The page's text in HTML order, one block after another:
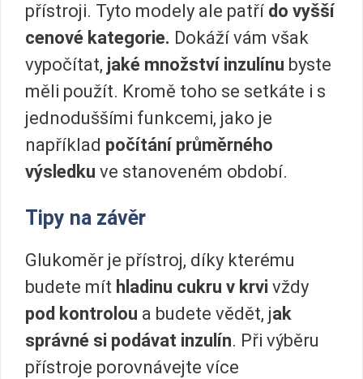
přístroji. Tyto modely ale patří do vyšší
cenové kategorie. Dokáží vám však
vypočítat, jaké množství inzulínu byste
měli použít. Kromě toho se setkáte i s
jednoduššími funkcemi, jako je
například počítání průměrného
výsledku ve stanoveném období.
Tipy na závěr
Glukoměr je přístroj, díky kterému
budete mít hladinu cukru v krvi vždy
pod kontrolou a budete vědět, jak
správné si podávat inzulín. Při výběru
přístroje porovnávejte více